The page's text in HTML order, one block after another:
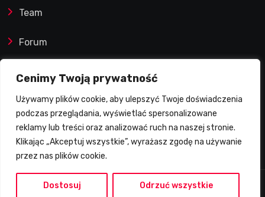
Cenimy Twoją prywatność
Używamy plików cookie, aby ulepszyć Twoje doświadczenia
podczas przeglądania, wyświetlać spersonalizowane
reklamy lub treści oraz analizować ruch na naszej stronie.
Klikając „Akceptuj wszystkie”, wyrażasz zgodę na używanie
przez nas plików cookie.
Dostosuj Odrzuć wszystkie
Team
Forum
Reklamy i współprace
Prawa autorskie
Polityka Prywatności
2026 © Żużlowy Degustator | Wszelkie prawa